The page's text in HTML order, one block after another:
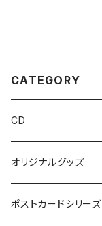
CATEGORY
CD
オリジナルグッズ
JCT
ポストカードシリーズ